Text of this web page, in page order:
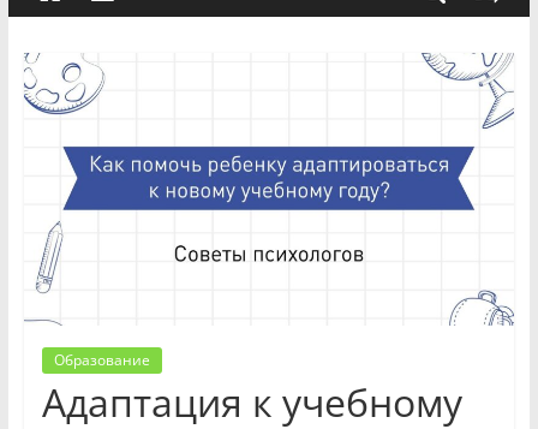
мероприятии «Сохраним
Образование
Адаптация к учебному